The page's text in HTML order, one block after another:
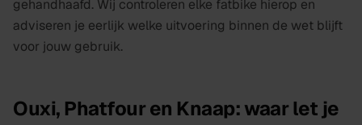
gehandhaafd. Wij controleren elke fatbike hierop en
adviseren je eerlijk welke uitvoering binnen de wet blijft
voor jouw gebruik.
Ouxi, Phatfour en Knaap: waar let je